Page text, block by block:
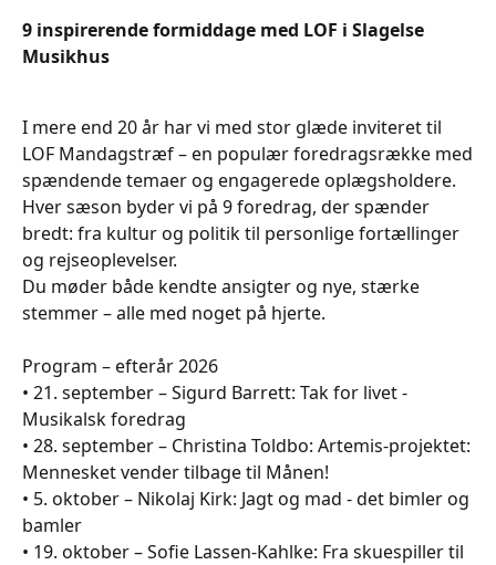
9 inspirerende formiddage med LOF i Slagelse
Musikhus
I mere end 20 år har vi med stor glæde inviteret til
LOF Mandagstræf – en populær foredragsrække med
spændende temaer og engagerede oplægsholdere.
Hver sæson byder vi på 9 foredrag, der spænder
bredt: fra kultur og politik til personlige fortællinger
og rejseoplevelser.
Du møder både kendte ansigter og nye, stærke
stemmer – alle med noget på hjerte.
Program – efterår 2026
• 21. september – Sigurd Barrett: Tak for livet -
Musikalsk foredrag
• 28. september – Christina Toldbo: Artemis-projektet:
Mennesket vender tilbage til Månen!
• 5. oktober – Nikolaj Kirk: Jagt og mad - det bimler og
bamler
• 19. oktober – Sofie Lassen-Kahlke: Fra skuespiller til